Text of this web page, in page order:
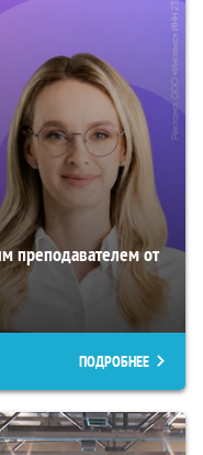
преподавателем от
ПОДРОБНЕЕ